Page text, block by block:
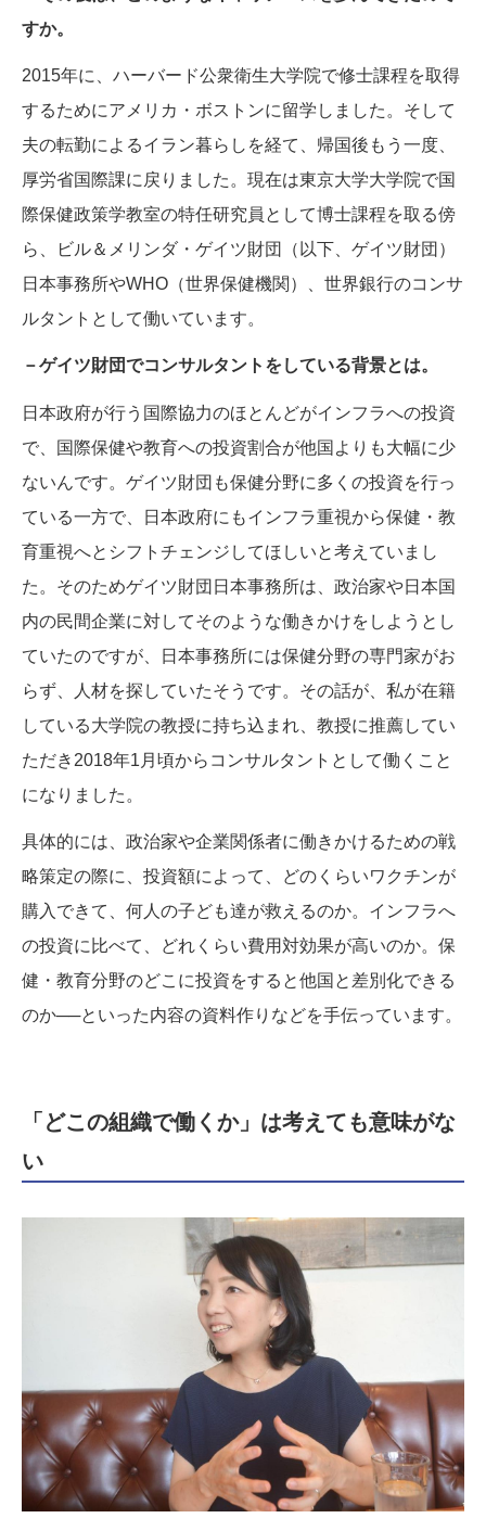
すか。
2015年に、ハーバード公衆衛生大学院で修士課程を取得
するためにアメリカ・ボストンに留学しました。そして
夫の転勤によるイラン暮らしを経て、帰国後もう一度、
厚労省国際課に戻りました。現在は東京大学大学院で国
際保健政策学教室の特任研究員として博士課程を取る傍
ら、ビル＆メリンダ・ゲイツ財団（以下、ゲイツ財団）
日本事務所やWHO（世界保健機関）、世界銀行のコンサ
ルタントとして働いています。
－ゲイツ財団でコンサルタントをしている背景とは。
日本政府が行う国際協力のほとんどがインフラへの投資
で、国際保健や教育への投資割合が他国よりも大幅に少
ないんです。ゲイツ財団も保健分野に多くの投資を行っ
ている一方で、日本政府にもインフラ重視から保健・教
育重視へとシフトチェンジしてほしいと考えていまし
た。そのためゲイツ財団日本事務所は、政治家や日本国
内の民間企業に対してそのような働きかけをしようとし
ていたのですが、日本事務所には保健分野の専門家がお
らず、人材を探していたそうです。その話が、私が在籍
している大学院の教授に持ち込まれ、教授に推薦してい
ただき2018年1月頃からコンサルタントとして働くこと
になりました。
具体的には、政治家や企業関係者に働きかけるための戦
略策定の際に、投資額によって、どのくらいワクチンが
購入できて、何人の子ども達が救えるのか。インフラへ
の投資に比べて、どれくらい費用対効果が高いのか。保
健・教育分野のどこに投資をすると他国と差別化できる
のか──といった内容の資料作りなどを手伝っています。
「どこの組織で働くか」は考えても意味がな
い